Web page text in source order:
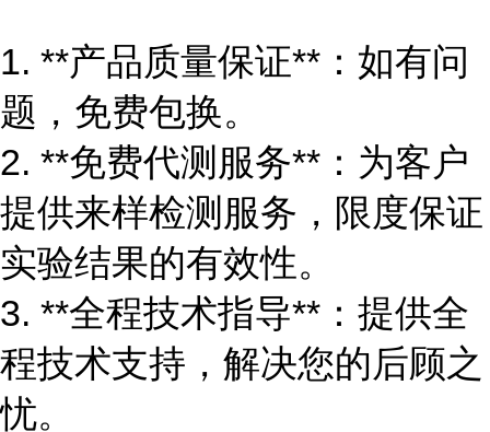
1. **产品质量保证**：如有问
题，免费包换。
2. **免费代测服务**：为客户
提供来样检测服务，限度保证
实验结果的有效性。
3. **全程技术指导**：提供全
程技术支持，解决您的后顾之
忧。